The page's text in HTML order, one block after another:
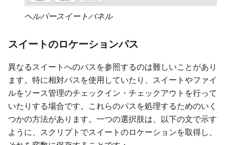
ヘルパースイートパネル
スイートのロケーションパス
異なるスイートへのパスを参照するのは難しいことがあり
ます。特に相対パスを使用していたり、スイートやファイ
ルをソース管理のチェックイン・チェックアウトを行って
いたりする場合です。これらのパスを処理するためのいく
つかの方法があります。一つの選択肢は、以下の文で示す
ように、スクリプトでスイートのロケーションを取得し、